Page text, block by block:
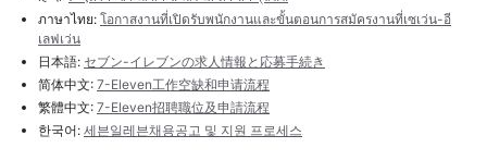
ภาษาไทย: โอกาสงานที่เปิดรับพนักงานและขั้นตอนการสมัครงานที่เซเว่น-อี
เลฟเว่น
日本語: セブン-イレブンの求人情報と応募手続き
简体中文: 7-Eleven工作空缺和申请流程
繁體中文: 7-Eleven招聘職位及申請流程
한국어: 세븐일레븐채용공고 및 지원 프로세스